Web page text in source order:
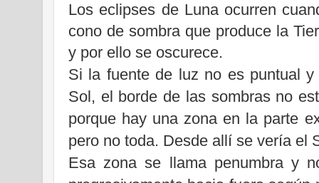
Los eclipses de Luna ocurren
cono de sombra que produce la
y por ello se oscurece.
Si la fuente de luz no es puntual
Sol, el borde de las sombras no
porque hay una zona en la parte
pero no toda. Desde allí se vería el
Esa zona se llama penumbra y